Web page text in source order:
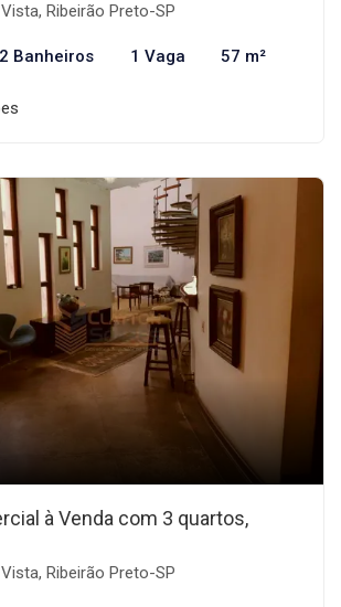
Ribeirão Preto-SP
2 Banheiros 1 Vaga 57 m²
à Venda com 3 quartos,
Ribeirão Preto-SP